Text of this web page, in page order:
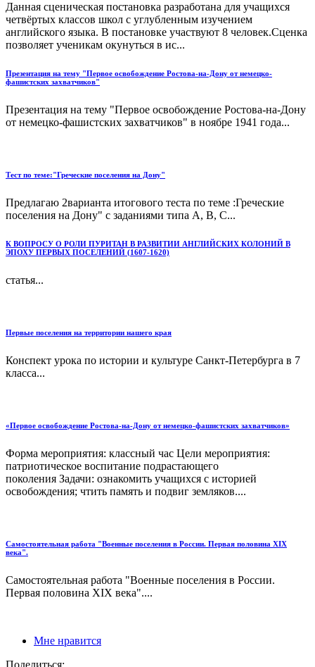
Данная сценическая постановка разработана для учащихся
четвёртых классов школ с углубленным изучением
английского языка. В постановке участвуют 8 человек.Сценка
позволяет ученикам окунуться в ис...
Презентация на тему "Первое освобождение Ростова-на-Дону от немецко-
фашистских захватчиков"
Презентация на тему "Первое освобождение Ростова-на-Дону
от немецко-фашистских захватчиков" в ноябре 1941 года...
Тест по теме:"Греческие поселения на Дону"
Предлагаю 2варианта итогового теста по теме :Греческие
поселения на Дону" с заданиями типа А, B, C...
К ВОПРОСУ О РОЛИ ПУРИТАН В РАЗВИТИИ АНГЛИЙСКИХ КОЛОНИЙ В
ЭПОХУ ПЕРВЫХ ПОСЕЛЕНИЙ (1607-1620)
статья...
Первые поселения на территории нашего края
Конспект урока по истории и культуре Санкт-Петербурга в 7
класса...
«Первое освобождение Ростова-на-Дону от немецко-фашистских захватчиков»
Форма мероприятия: классный час Цели мероприятия:
патриотическое воспитание подрастающего
поколения Задачи: ознакомить учащихся с историей
освобождения; чтить память и подвиг земляков....
Самостоятельная работа "Военные поселения в России. Первая половина XIX
века".
Самостоятельная работа "Военные поселения в России.
Первая половина XIX века"....
Мне нравится
Поделиться: